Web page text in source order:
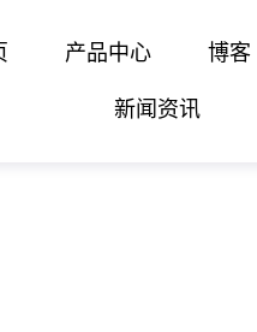
产品中心 博客
新闻资讯